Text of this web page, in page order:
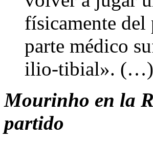
físicamente del
parte médico
ilio-tibial». (…)
Mourinho en la
partido